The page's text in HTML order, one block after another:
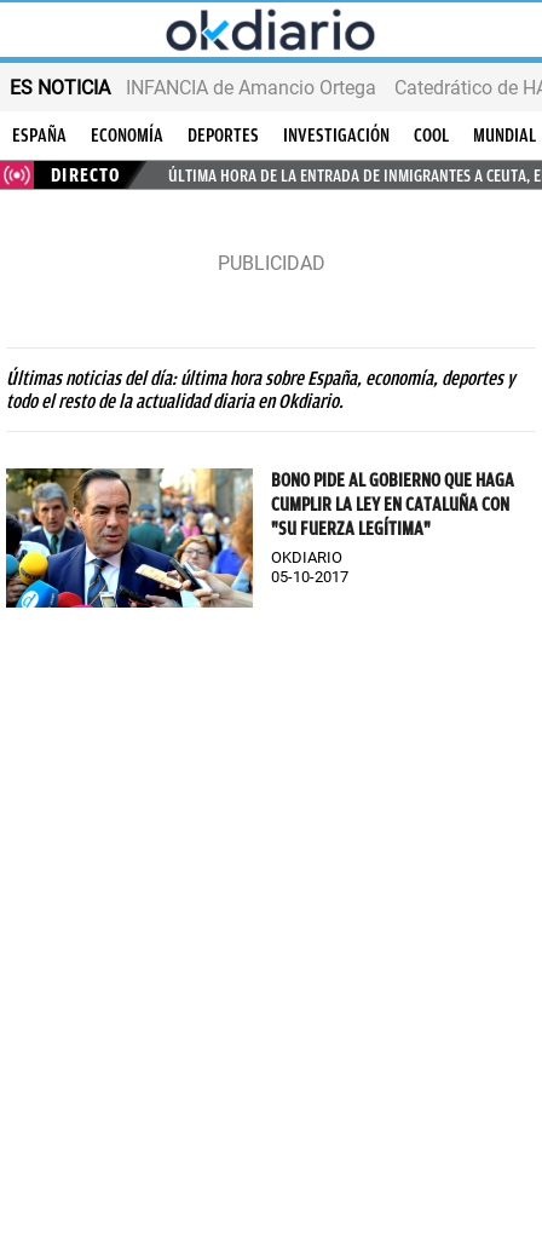
ES NOTICIA INFANCIA de Amancio Ortega
ESPAÑA ECONOMÍA DEPORTES INVESTIGACIÓN COOL
MUNDIAL
DIRECTO
ÚLTIMA HORA DE LA ENTRADA DE INMIGRANTES A CEUTA,
Últimas noticias del día: última hora sobre España, economía, deportes y
todo el resto de la actualidad diaria en Okdiario.
BONO PIDE AL GOBIERNO QUE HAGA
CUMPLIR LA LEY EN CATALUÑA CON
"SU FUERZA LEGÍTIMA"
OKDIARIO
05-10-2017